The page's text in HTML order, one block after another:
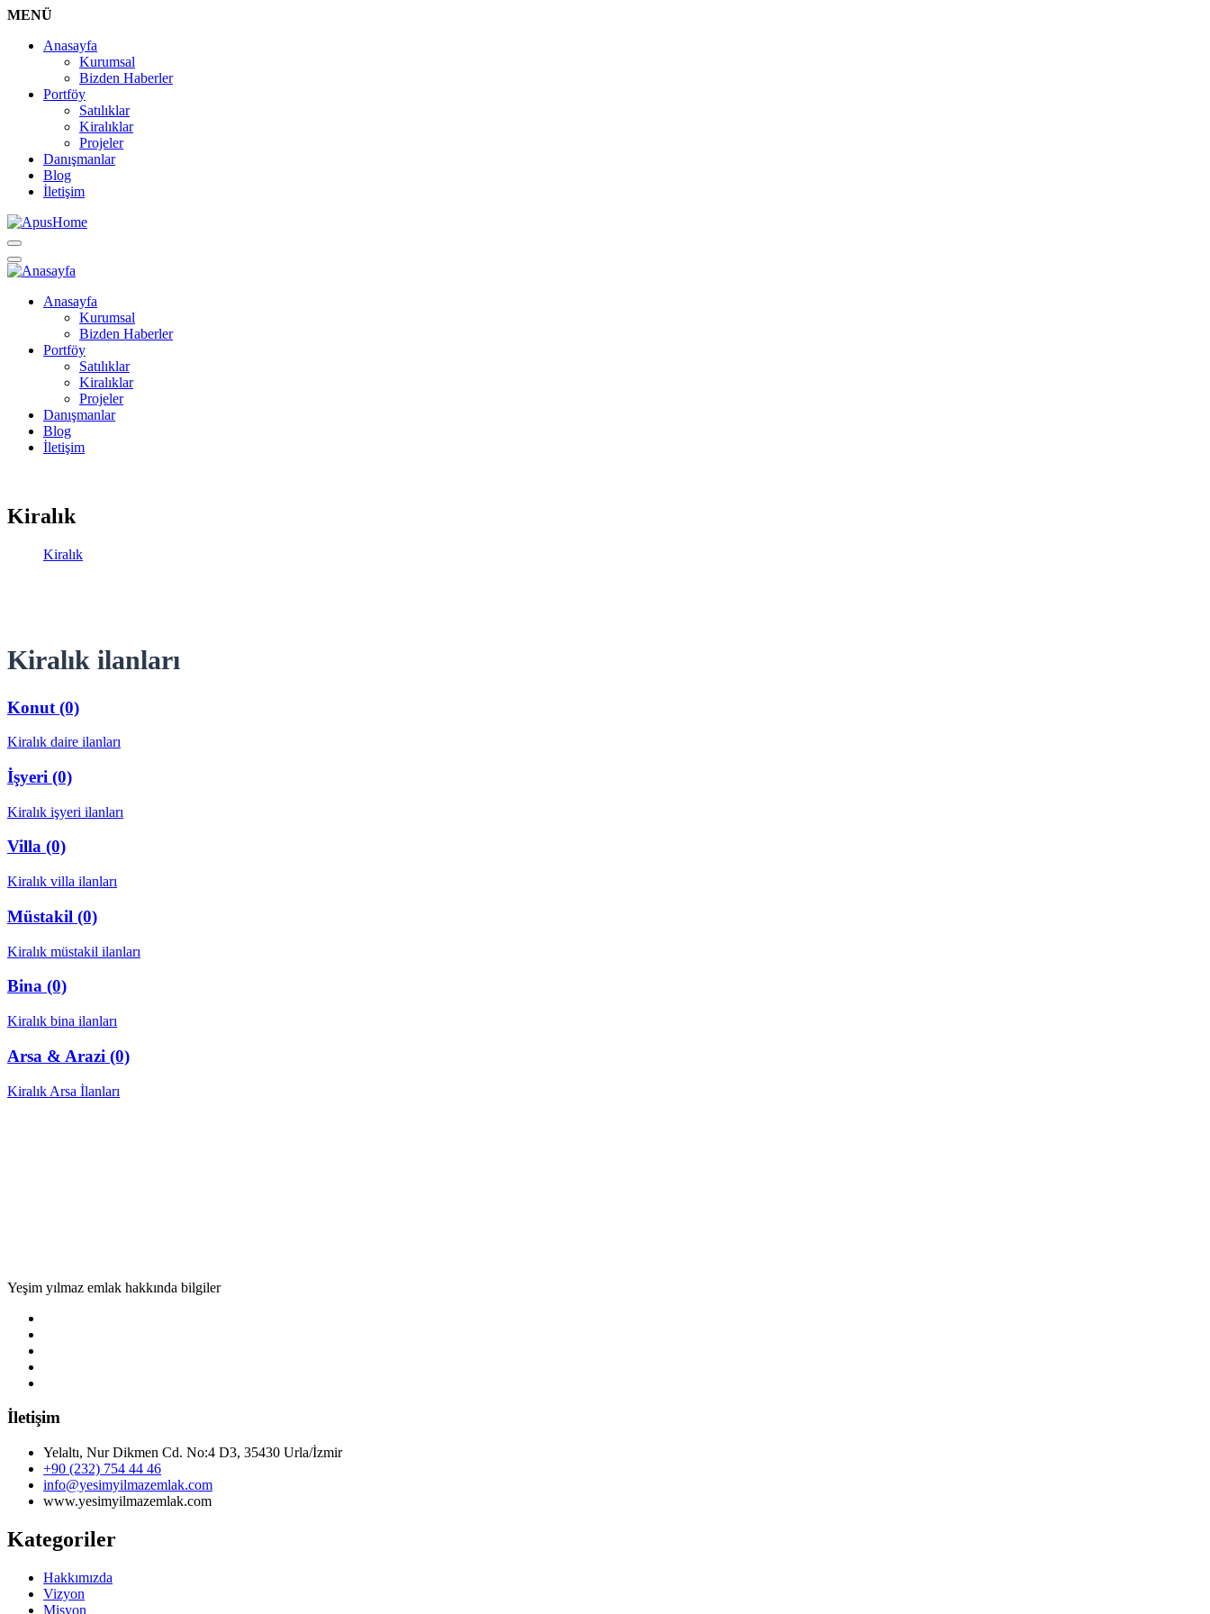
MENÜ
Anasayfa
Kurumsal
Bizden Haberler
Portföy
Satılıklar
Kiralıklar
Projeler
Danışmanlar
Blog
İletişim
Anasayfa
Kurumsal
Bizden Haberler
Portföy
Satılıklar
Kiralıklar
Projeler
Danışmanlar
Blog
İletişim
Kiralık
Kiralık
Kiralık ilanları
Konut (0)
Kiralık daire ilanları
İşyeri (0)
Kiralık işyeri ilanları
Villa (0)
Kiralık villa ilanları
Müstakil (0)
Kiralık müstakil ilanları
Bina (0)
Kiralık bina ilanları
Arsa & Arazi (0)
Kiralık Arsa İlanları
Yeşim yılmaz emlak hakkında bilgiler
İletişim
Yelaltı, Nur Dikmen Cd. No:4 D3, 35430 Urla/İzmir
+90 (232) 754 44 46
info@yesimyilmazemlak.com
www.yesimyilmazemlak.com
Kategoriler
Hakkımızda
Vizyon
Misyon